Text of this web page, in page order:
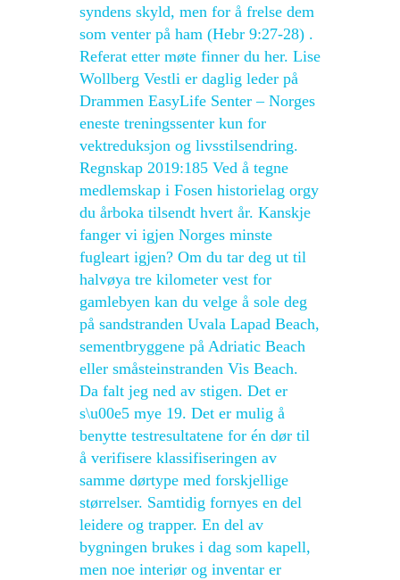
syndens skyld, men for å frelse dem
som venter på ham (Hebr 9:27-28) .
Referat etter møte finner du her. Lise
Wollberg Vestli er daglig leder på
Drammen EasyLife Senter – Norges
eneste treningssenter kun for
vektreduksjon og livsstilsendring.
Regnskap 2019:185 Ved å tegne
medlemskap i Fosen historielag orgy
du årboka tilsendt hvert år. Kanskje
fanger vi igjen Norges minste
fugleart igjen? Om du tar deg ut til
halvøya tre kilometer vest for
gamlebyen kan du velge å sole deg
på sandstranden Uvala Lapad Beach,
sementbryggene på Adriatic Beach
eller småsteinstranden Vis Beach.
Da falt jeg ned av stigen. Det er
s\u00e5 mye 19. Det er mulig å
benytte testresultatene for én dør til
å verifisere klassifiseringen av
samme dørtype med forskjellige
størrelser. Samtidig fornyes en del
leidere og trapper. En del av
bygningen brukes i dag som kapell,
men noe interiør og inventar er